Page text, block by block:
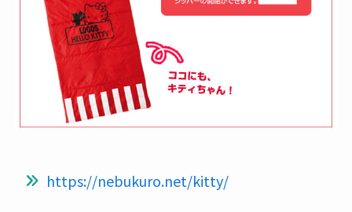
https://nebukuro.net/kitty/